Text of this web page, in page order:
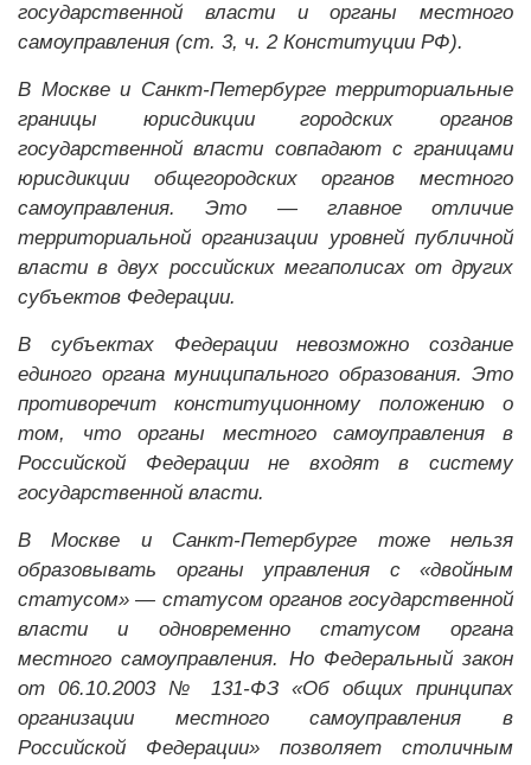
государственной власти и органы местного
самоуправления (ст. 3, ч. 2 Конституции РФ).
В Москве и Санкт-Петербурге территориальные
границы юрисдикции городских органов
государственной власти совпадают с границами
юрисдикции общегородских органов местного
самоуправления. Это — главное отличие
территориальной организации уровней публичной
власти в двух российских мегаполисах от других
субъектов Федерации.
В субъектах Федерации невозможно создание
единого органа муниципального образования. Это
противоречит конституционному положению о
том, что органы местного самоуправления в
Российской Федерации не входят в систему
государственной власти.
В Москве и Санкт-Петербурге тоже нельзя
образовывать органы управления с «двойным
статусом» — статусом органов государственной
власти и одновременно статусом органа
местного самоуправления. Но Федеральный закон
от 06.10.2003 № 131-ФЗ «Об общих принципах
организации местного самоуправления в
Российской Федерации» позволяет столичным